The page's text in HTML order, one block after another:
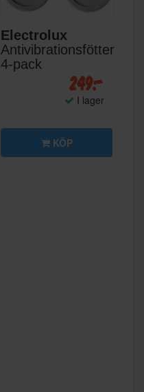
Electrolux
Antivibrationsfötter
4-pack
249:-
I lager
KÖP